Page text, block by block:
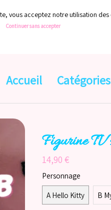
vous acceptez notre utilisation
Continuer sans accepter
Accueil Catégories
Figurine
14,90 €
Personnage
A Hello Kitty
B